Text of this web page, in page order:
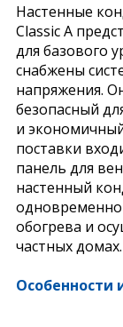
Настенные
Classic A
для базового
снабжены
напряжения.
безопасный
и
поставки
панель для
настенный
обогрева и
частных домах.
Особенности